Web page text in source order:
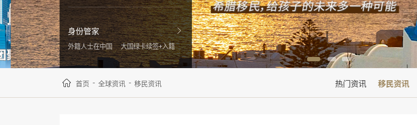
身份管家
外籍人士在中国 大国绿卡续签+入籍
热门资讯 移民资讯
首页 - 全球资讯 - 移民资讯